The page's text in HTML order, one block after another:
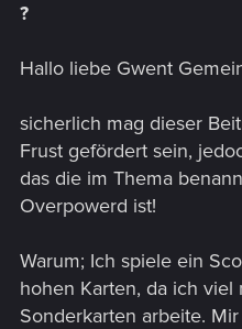
?
Hallo liebe Gwent
sicherlich mag dieser
Frust gefördert sein,
das die im Thema
Overpowerd ist!
Warum; Ich spiele ein
hohen Karten, da ich viel
Sonderkarten arbeite.